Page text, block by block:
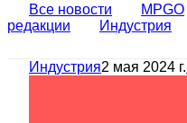
Все новости MPGO
редакции
Индустрия
Индустрия2 мая 2024 г.